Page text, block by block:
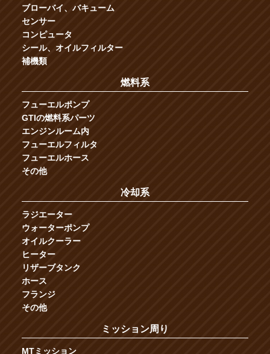
ブローバイ、バキューム
センサー
コンピュータ
シール、オイルフィルター
補機類
燃料系
フューエルポンプ
GTIの燃料系パーツ
エンジンルーム内
フューエルフィルタ
フューエルホース
その他
冷却系
ラジエーター
ウォーターポンプ
オイルクーラー
ヒーター
リザーブタンク
ホース
フランジ
その他
ミッション周り
MTミッション